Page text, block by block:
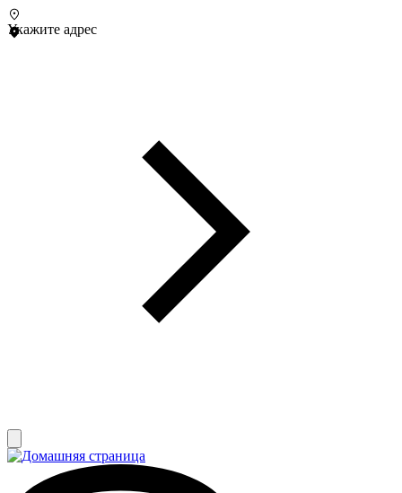
Укажите адрес